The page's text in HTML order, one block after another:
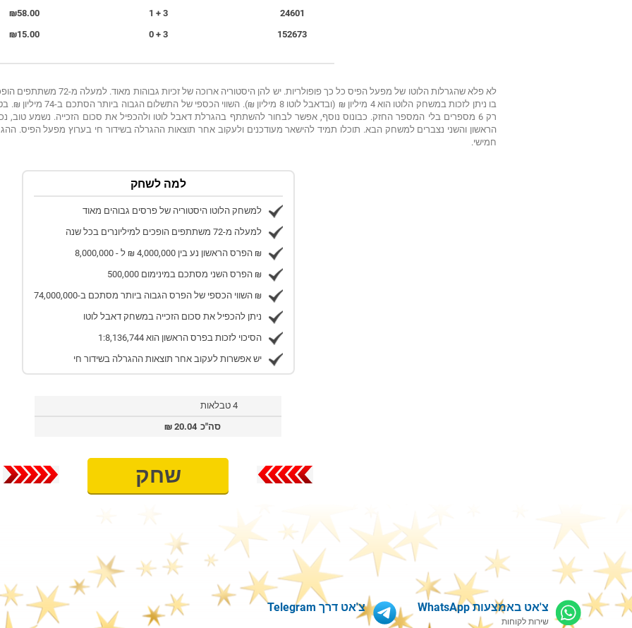
24601
152673
3 + 1
3 + 0
₪58.00
₪15.00
לא פלא שהגרלות הלוטו של מפעל הפיס כל
בו ניתן לזכות במשחק הלוטו הוא 4
רק 6 מספרים בלי המספר החזק. כבונוס נוסף, אפשר לבחור להשתתף בהגרלת דאבל לוטו ולהכפיל את סכום הזכייה. נשמע טוב,
הראשון והשני נצברים למשחק הבא. תוכלו תמיד להישאר מעודכנים ולעקוב אחר תוצאות ההגרלה בשידור חי בערוץ מפעל הפיס.
חמישי.
למה לשחק
למשחק הלוטו היסטוריה של פרסים גבוהים מאוד
למעלה מ-72 משתתפים הופכים למיליונרים בכל שנה
הפרס הראשון נע בין 4,000,000 ₪ ל - 8,000,000 ₪
הפרס השני מסתכם במינימום 500,000 ₪
השווי הכספי של הפרס הגבוה ביותר מסתכם ב-74,000,000 ₪
ניתן להכפיל את סכום הזכייה במשחק דאבל לוטו
הסיכוי לזכות בפרס הראשון הוא 1:8,136,744
יש אפשרות לעקוב אחר תוצאות ההגרלה בשידור חי
4 טבלאות
סה"כ 20.04
₪
שחק
צ'אט באמצעות WhatsApp
שירות לקוחות
צ'אט דרך Telegram